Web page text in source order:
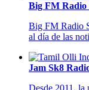
Big FM Radio
Big FM Radio
al día de las
Jam Sk8